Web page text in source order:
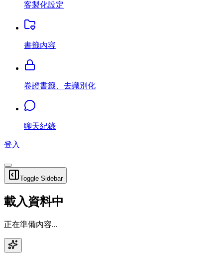
客製化設定
書籤內容
卷證書籤、去識別化
聊天紀錄
登入
Toggle Sidebar
載入資料中
正在準備內容...